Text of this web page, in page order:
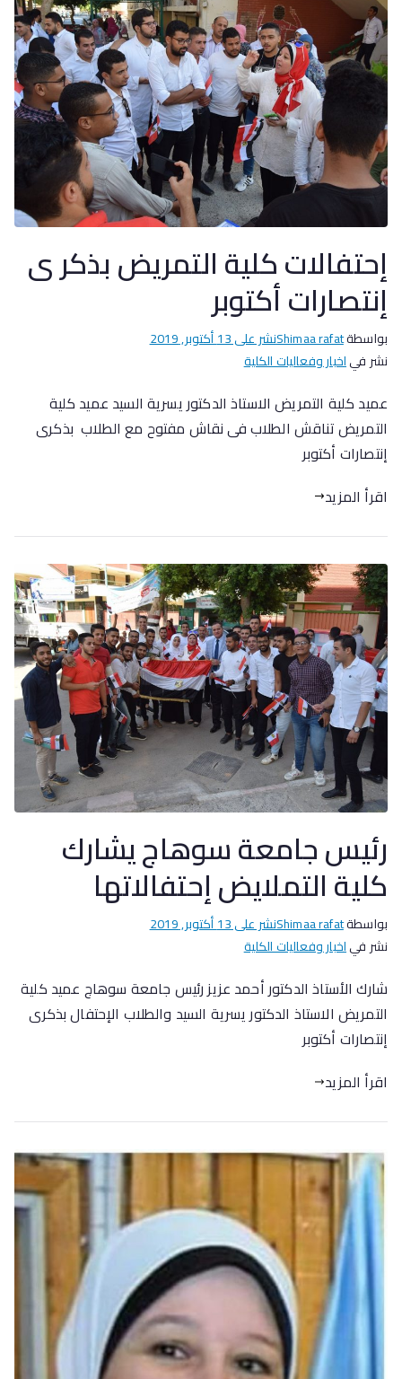
إحتفالات كلية التمريض بذكر ى
إنتصارات أكتوبر
بواسطةShimaa rafatنشر على13 أكتوبر, 2019
نشر فياخبار وفعاليات الكلية
عميد كلية التمريض الاستاذ الدكتور يسرية السيد عميد كلية
التمريض تناقش الطلاب فى نقاش مفتوح مع الطلاب بذكرى
إنتصارات أكتوبر
اقرأ المزيد
رئيس جامعة سوهاج يشارك
كلية التملايض إحتفالاتها
بواسطةShimaa rafatنشر على13 أكتوبر, 2019
نشر فياخبار وفعاليات الكلية
شارك الأستاذ الدكتور أحمد عزيز رئيس جامعة سوهاج عميد كلية
التمريض الاستاذ الدكتور يسرية السيد والطلاب الإحتفال بذكرى
إنتصارات أكتوبر
اقرأ المزيد